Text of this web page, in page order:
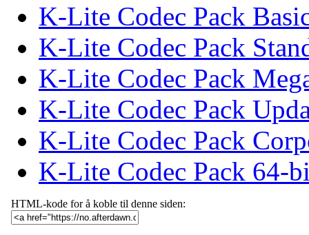
K-Lite Codec Pack
K-Lite Codec Pack
K-Lite Codec Pack
K-Lite Codec Pack
K-Lite Codec Pack
K-Lite Codec Pack 64-
HTML-kode for å koble til denne siden: